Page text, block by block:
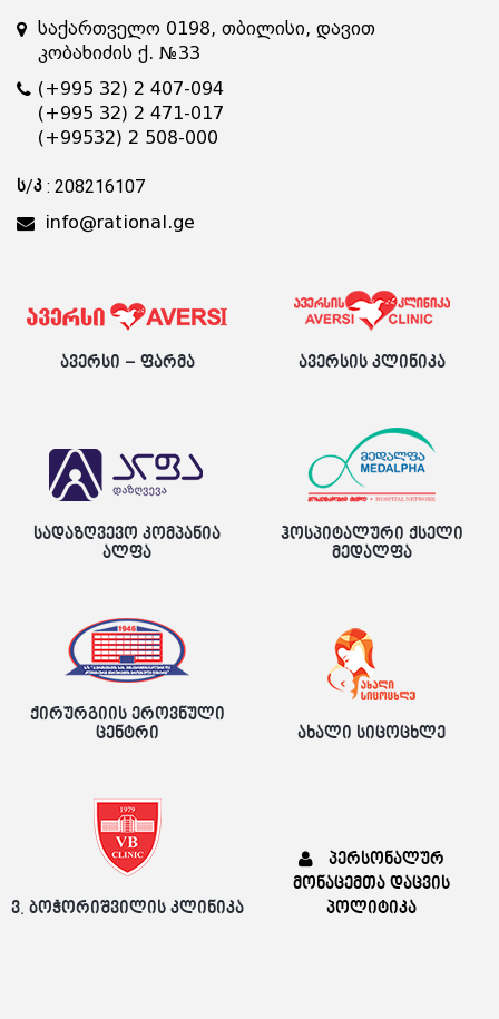
საქართველო 0198, თბილისი, დავით
კობახიძის ქ. №33
(+995 32) 2 407-094
(+995 32) 2 471-017
(+99532) 2 508-000
ს/კ : 208216107
info@rational.ge
ავერსი – ფარმა ავერსის კლინიკა
სადაზღვევო კომპანია
ალფა
ჰოსპიტალური ქსელი
მედალფა
ქირურგიის ეროვნული
ცენტრი
ახალი სიცოცხლე
ვ. ბოჭორიშვილის კლინიკა
პერსონალურ
მონაცემთა დაცვის
პოლიტიკა